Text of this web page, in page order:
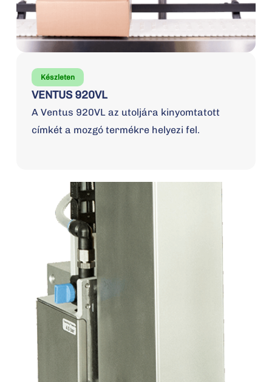
VENTUS 920VL
Készleten
A Ventus 920VL az utoljára kinyomtatott
címkét a mozgó termékre helyezi fel.